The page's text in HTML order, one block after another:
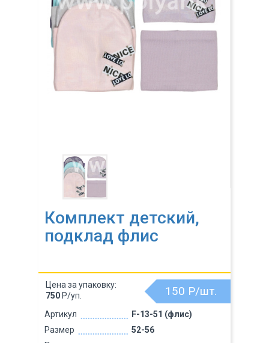
Комплект детский,
подклад флис
Артикул
F-13-51 (флис)
Размер
52-56
150 Р/шт.
Цена за упаковку:
750 Р/уп.